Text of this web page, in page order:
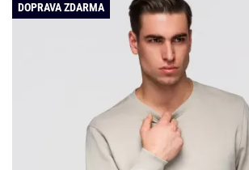
DOPRAVA ZDARMA